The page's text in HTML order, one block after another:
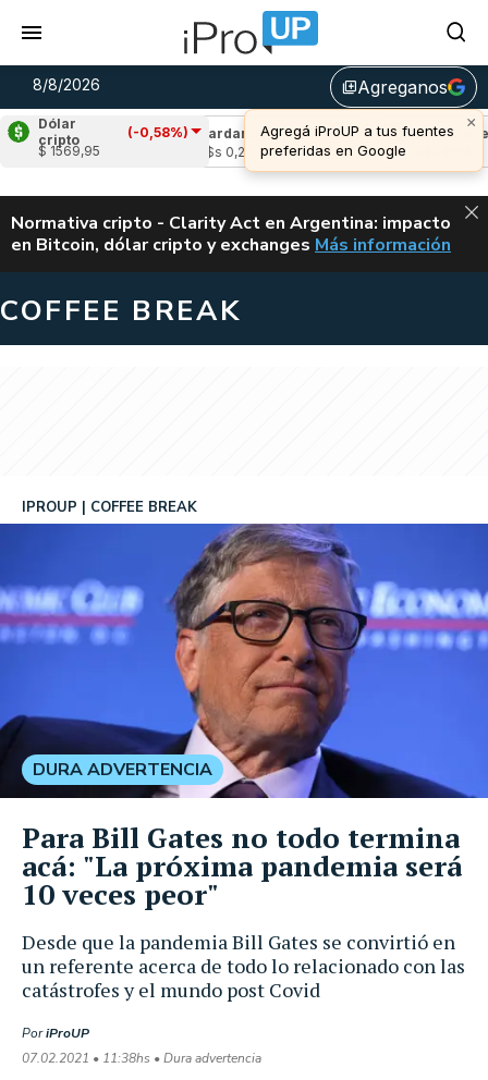
8/8/2026 library_addAgreganos
×
Agregá iProUP a tus fuentes
preferidas en Google
Dólar
cripto
(-0,58%)
$ 1569,95
Cardano (0,65%)
u$s 0,20
Avalanche
u$s 6,54
ALERTA
Normativa cripto - Clarity Act en Argentina: impacto
en Bitcoin, dólar cripto y exchanges CLARITY ACT EN
Más información
COFFEE BREAK
Desde que la pandemia Bill Gates se convirtió en
un referente acerca de todo lo relacionado con las
catástrofes y el mundo post Covid
IPROUP COFFEE BREAK
PoriProUP
07.02.2021 • 11:38hs • Dura advertencia
DURA ADVERTENCIA
Para Bill Gates no todo termina
acá: "La próxima pandemia será
10 veces peor"